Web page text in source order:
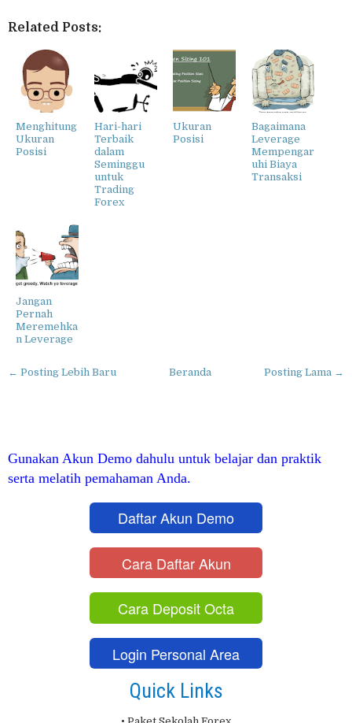
Related Posts:
Menghitung
Ukuran
Posisi
Hari-hari
Terbaik
dalam
Seminggu
untuk
Trading
Forex
Ukuran
Posisi
Bagaimana
Leverage
Mempengar
uhi Biaya
Transaksi
Jangan
Pernah
Meremehka
n Leverage
← Posting Lebih Baru Posting Lama →
Beranda
Gunakan Akun Demo dahulu untuk belajar dan praktik
serta melatih pemahaman Anda.
Daftar Akun Demo
Cara Daftar Akun
Cara Deposit Octa
Login Personal Area
Quick Links